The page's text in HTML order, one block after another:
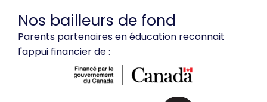
Nos bailleurs de fond
Parents partenaires en éducation reconnait
l'appui financier de :